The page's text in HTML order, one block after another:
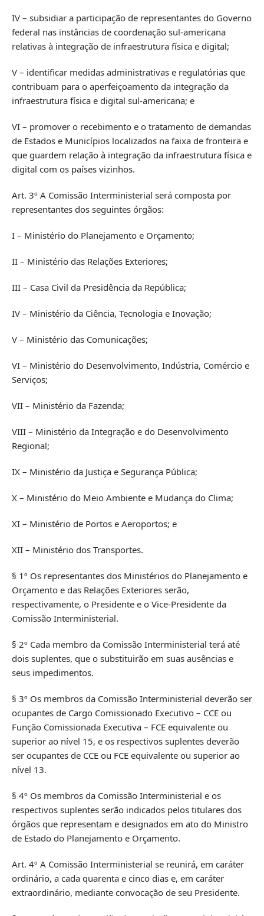
IV – subsidiar a participação de representantes do Governo
federal nas instâncias de coordenação sul-americana
relativas à integração de infraestrutura física e digital;
V – identificar medidas administrativas e regulatórias que
contribuam para o aperfeiçoamento da integração da
infraestrutura física e digital sul-americana; e
VI – promover o recebimento e o tratamento de demandas
de Estados e Municípios localizados na faixa de fronteira e
que guardem relação à integração da infraestrutura física e
digital com os países vizinhos.
Art. 3º A Comissão Interministerial será composta por
representantes dos seguintes órgãos:
I – Ministério do Planejamento e Orçamento;
II – Ministério das Relações Exteriores;
III – Casa Civil da Presidência da República;
IV – Ministério da Ciência, Tecnologia e Inovação;
V – Ministério das Comunicações;
VI – Ministério do Desenvolvimento, Indústria, Comércio e
Serviços;
VII – Ministério da Fazenda;
VIII – Ministério da Integração e do Desenvolvimento
Regional;
IX – Ministério da Justiça e Segurança Pública;
X – Ministério do Meio Ambiente e Mudança do Clima;
XI – Ministério de Portos e Aeroportos; e
XII – Ministério dos Transportes.
§ 1º Os representantes dos Ministérios do Planejamento e
Orçamento e das Relações Exteriores serão,
respectivamente, o Presidente e o Vice-Presidente da
Comissão Interministerial.
§ 2º Cada membro da Comissão Interministerial terá até
dois suplentes, que o substituirão em suas ausências e
seus impedimentos.
§ 3º Os membros da Comissão Interministerial deverão ser
ocupantes de Cargo Comissionado Executivo – CCE ou
Função Comissionada Executiva – FCE equivalente ou
superior ao nível 15, e os respectivos suplentes deverão
ser ocupantes de CCE ou FCE equivalente ou superior ao
nível 13.
§ 4º Os membros da Comissão Interministerial e os
respectivos suplentes serão indicados pelos titulares dos
órgãos que representam e designados em ato do Ministro
de Estado do Planejamento e Orçamento.
Art. 4º A Comissão Interministerial se reunirá, em caráter
ordinário, a cada quarenta e cinco dias e, em caráter
extraordinário, mediante convocação de seu Presidente.